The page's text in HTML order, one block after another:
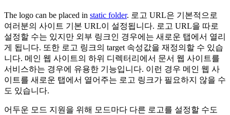
The logo can be placed in static folder. 로고 URL은 기본적으로
여러분의 사이트 기본 URL이 설정됩니다. 로고 URL을 따로
설정할 수는 있지만 외부 링크인 경우에는 새로운 탭에서 열리
게 됩니다. 또한 로고 링크의 target 속성값을 재정의할 수 있습
니다. 메인 웹 사이트의 하위 디렉터리에서 문서 웹 사이트를
서비스하는 경우에 유용한 기능입니다. 이런 경우 메인 웹 사
이트를 새로운 탭에서 열어주는 로고 링크가 필요하지 않을 수
도 있습니다.
어두운 모드 지원을 위해 모드마다 다른 로고를 설정할 수도